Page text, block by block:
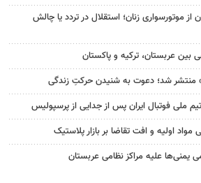
موتورسواری زنان؛ استقلال در تردد یا چالش
بین عربستان، ترکیه و پاکستان
منتشر شد؛ دعوت به شنیدن حرکتِ زندگی
ملی فوتبال ایران پس از جدایی از پرسپولیس
مواد اولیه و افت تقاضا بر بازار پلاستیک
یمنی‌ها علیه مراکز نظامی عربستان